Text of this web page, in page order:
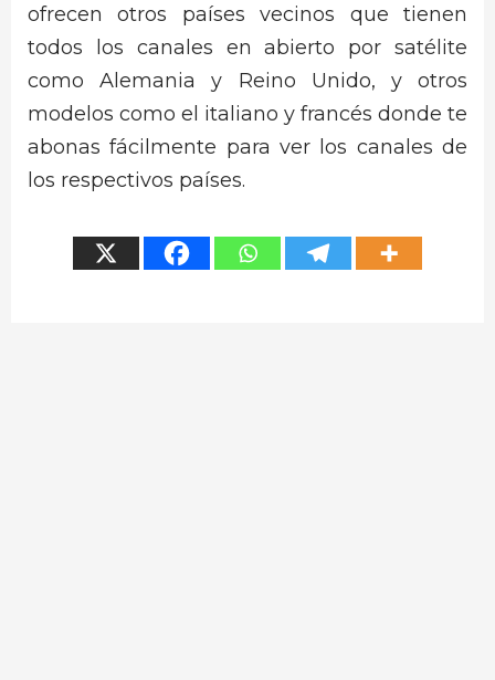
ofrecen otros países vecinos que tienen
todos los canales en abierto por satélite
como Alemania y Reino Unido, y otros
modelos como el italiano y francés donde te
abonas fácilmente para ver los canales de
los respectivos países.